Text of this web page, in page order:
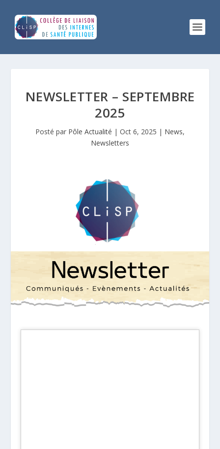
NEWSLETTER – SEPTEMBRE
2025
Posté par Pôle Actualité | Oct 6, 2025 | News,
Newsletters